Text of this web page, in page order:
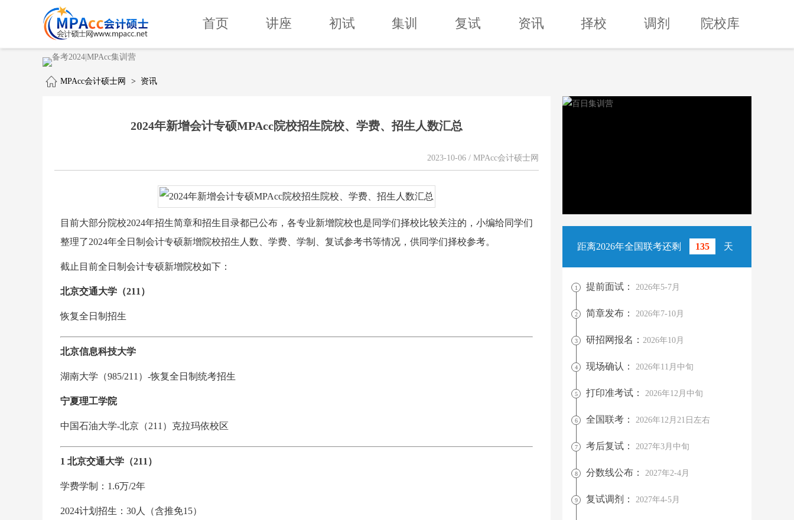
首页 讲座 初试 集训 复试 资讯 择校 调剂 院校库
MPAcc会计硕士网 > 资讯
2024年新增会计专硕MPAcc院校招生院校、学费、招生人数汇总
2023-10-06 / MPAcc会计硕士网
目前大部分院校2024年招生简章和招生目录都已公布，各专业新增院校也是同学们择校比较关注的，小编给同学们
整理了2024年全日制会计专硕新增院校招生人数、学费、学制、复试参考书等情况，供同学们择校参考。
截止目前全日制会计专硕新增院校如下：
北京交通大学（211）
恢复全日制招生
北京信息科技大学
湖南大学（985/211）-恢复全日制统考招生
宁夏理工学院
中国石油大学-北京（211）克拉玛依校区
1 北京交通大学（211）
学费学制：1.6万/2年
2024计划招生：30人（含推免15）
距离2026年全国联考还剩 135 天
1 提前面试： 2026年5-7月
2 简章发布： 2026年7-10月
3 研招网报名： 2026年10月
4 现场确认： 2026年11月中旬
5 打印准考试： 2026年12月中旬
6 全国联考： 2026年12月21日左右
7 考后复试： 2027年3月中旬
8 分数线公布： 2027年2-4月
9 复试调剂： 2027年4-5月